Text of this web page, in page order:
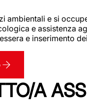
ambientali e si
e assistenza
e inserimento
A